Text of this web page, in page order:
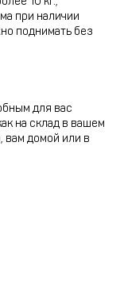
при наличии
поднимать без
для вас
на склад в вашем
вам домой или в